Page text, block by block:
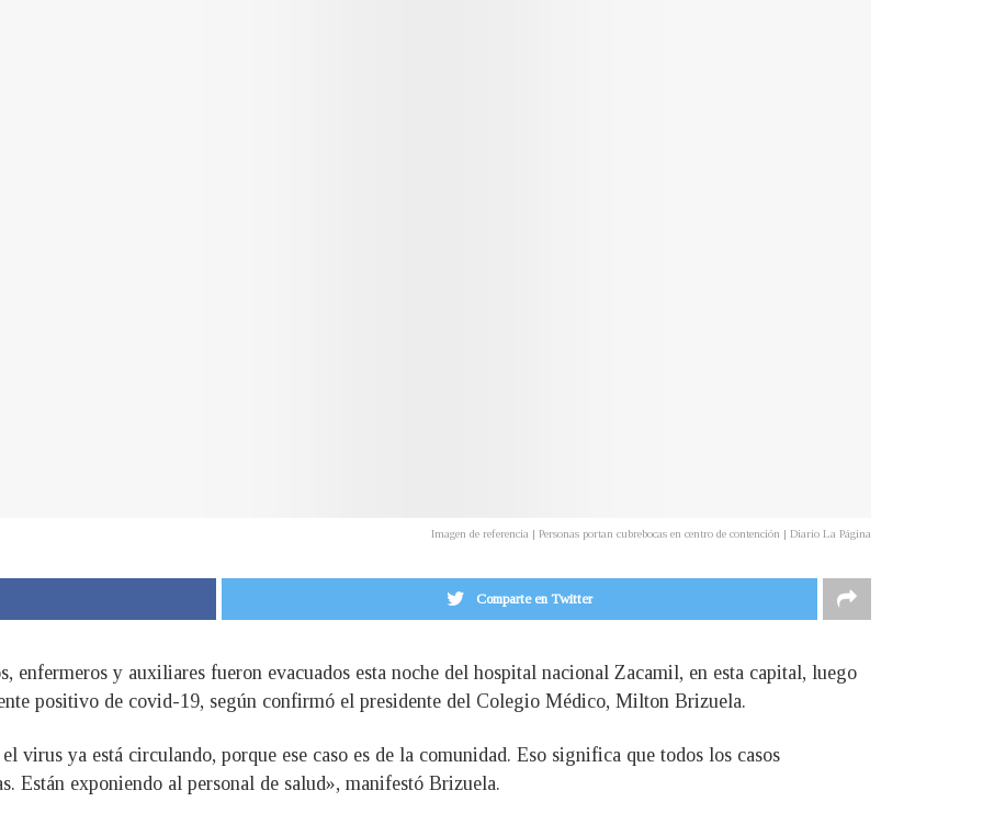
Imagen de referencia | Personas portan cubrebocas en centro de contención | Diario La Página
Comparte en Twitter
enfermeros y auxiliares fueron evacuados esta noche del hospital nacional Zacamil, en esta capital, luego
positivo de covid-19, según confirmó el presidente del Colegio Médico, Milton Brizuela.
virus ya está circulando, porque ese caso es de la comunidad. Eso significa que todos los casos
Están exponiendo al personal de salud», manifestó Brizuela.